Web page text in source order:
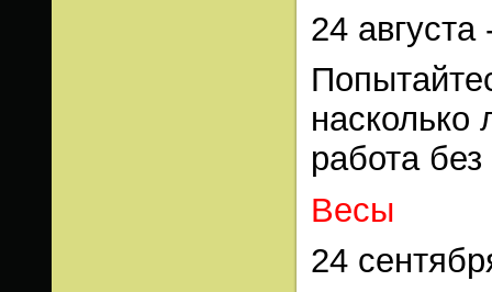
24
насколько
работа
Весы
24